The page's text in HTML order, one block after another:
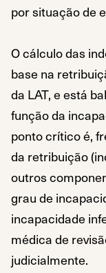
por situação de
O cálculo das
base na
da LAT, e está
função da
ponto crítico é,
da retribuição
outros
grau de
incapacidade
médica de
judicialmente.